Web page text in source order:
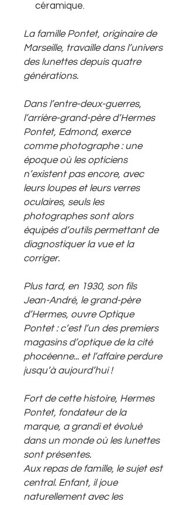
céramique.
La famille Pontet, originaire de
Marseille, travaille dans l’univers
des lunettes depuis quatre
générations.
Dans l’entre-deux-guerres,
l’arrière-grand-père d’Hermes
Pontet, Edmond, exerce
comme photographe : une
époque où les opticiens
n’existent pas encore, avec
leurs loupes et leurs verres
oculaires, seuls les
photographes sont alors
équipés d’outils permettant de
diagnostiquer la vue et la
corriger.
Plus tard, en 1930, son fils
Jean-André, le grand-père
d’Hermes, ouvre Optique
Pontet : c’est l’un des premiers
magasins d’optique de la cité
phocéenne... et l’affaire perdure
jusqu’à aujourd’hui !
Fort de cette histoire, Hermes
Pontet, fondateur de la
marque, a grandi et évolué
dans un monde où les lunettes
sont présentes.
Aux repas de famille, le sujet est
central. Enfant, il joue
naturellement avec les